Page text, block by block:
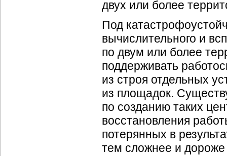
двух или более
Под
вычислительного и
по двум или более
поддерживать
из строя отдельных
из площадок.
по созданию таких
восстановления
потерянных в
тем сложнее и